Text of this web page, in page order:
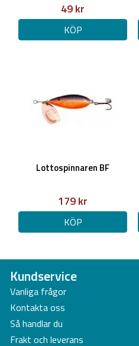
49 kr
KÖP
Lottospinnaren BF
179 kr
KÖP
Kundservice
Vanliga frågor
Kontakta oss
Så handlar du
Frakt och leverans